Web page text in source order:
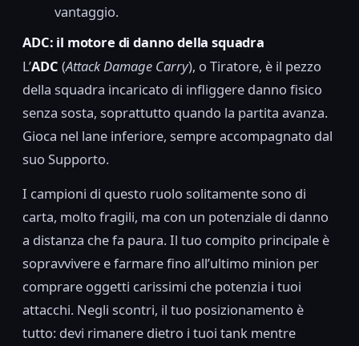
vantaggio.
ADC: il motore di danno della squadra
L’ADC (Attack Damage Carry), o Tiratore, è il pezzo
della squadra incaricato di infliggere danno fisico
senza sosta, soprattutto quando la partita avanza.
Gioca nel lane inferiore, sempre accompagnato dal
suo Supporto.
I campioni di questo ruolo solitamente sono di
carta, molto fragili, ma con un potenziale di danno
a distanza che fa paura. Il tuo compito principale è
sopravvivere e farmare fino all’ultimo minion per
comprare oggetti carissimi che potenzia i tuoi
attacchi. Negli scontri, il tuo posizionamento è
tutto: devi rimanere dietro i tuoi tank mentre